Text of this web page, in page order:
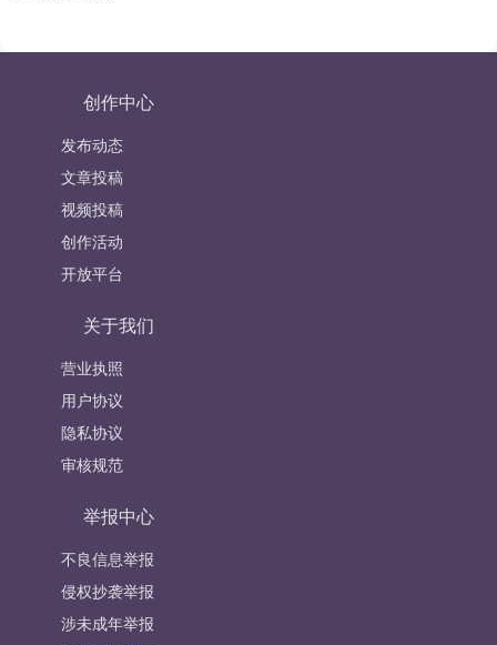
创作中心
发布动态
文章投稿
视频投稿
创作活动
开放平台
关于我们
营业执照
用户协议
隐私协议
审核规范
举报中心
不良信息举报
侵权抄袭举报
涉未成年举报